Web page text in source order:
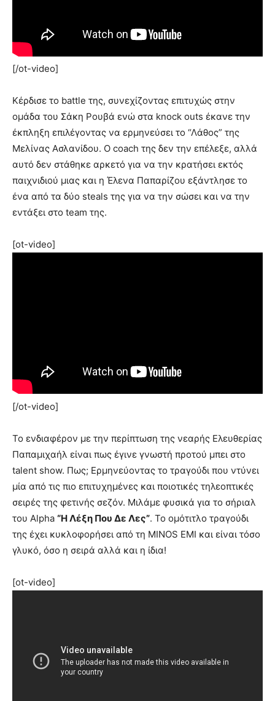
[/ot-video]
Κέρδισε το battle της, συνεχίζοντας επιτυχώς στην
ομάδα του Σάκη Ρουβά ενώ στα knock outs έκανε την
έκπληξη επιλέγοντας να ερμηνεύσει το “Λάθος” της
Μελίνας Ασλανίδου. Ο coach της δεν την επέλεξε, αλλά
αυτό δεν στάθηκε αρκετό για να την κρατήσει εκτός
παιχνιδιού μιας και η Έλενα Παπαρίζου εξάντλησε το
ένα από τα δύο steals της για να την σώσει και να την
εντάξει στο team της.
[ot-video]
[/ot-video]
Το ενδιαφέρον με την περίπτωση της νεαρής Ελευθερίας
Παπαμιχαήλ είναι πως έγινε γνωστή προτού μπει στο
talent show. Πως; Ερμηνεύοντας το τραγούδι που ντύνει
μία από τις πιο επιτυχημένες και ποιοτικές τηλεοπτικές
σειρές της φετινής σεζόν. Μιλάμε φυσικά για το σήριαλ
του Alpha “Η Λέξη Που Δε Λες”. Το ομότιτλο τραγούδι
της έχει κυκλοφορήσει από τη MINOS EMI και είναι τόσο
γλυκό, όσο η σειρά αλλά και η ίδια!
[ot-video]